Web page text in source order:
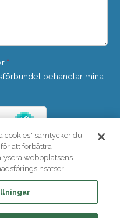
*
behandlar mina
SKICKA
cookies" samtycker du
att förbättra
webbplatsens